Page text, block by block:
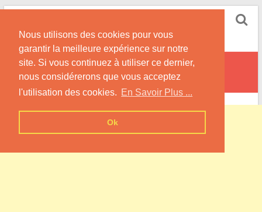
Nous utilisons des cookies pour vous
garantir la meilleure expérience sur notre
site. Si vous continuez à utiliser ce dernier,
nous considérerons que vous acceptez
l'utilisation des cookies. En Savoir Plus ...
Ok
Skip
content
Informations sur les Pompes à Chaleur
By